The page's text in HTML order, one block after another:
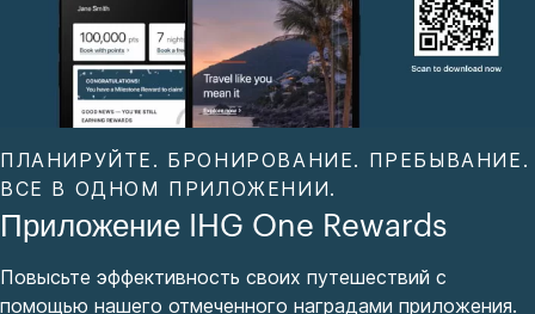
ПЛАНИРУЙТЕ. БРОНИРОВАНИЕ. ПРЕБЫВАНИЕ.
ВСЕ В ОДНОМ ПРИЛОЖЕНИИ.
Приложение IHG One Rewards
Повысьте эффективность своих путешествий с
помощью нашего отмеченного наградами приложения.